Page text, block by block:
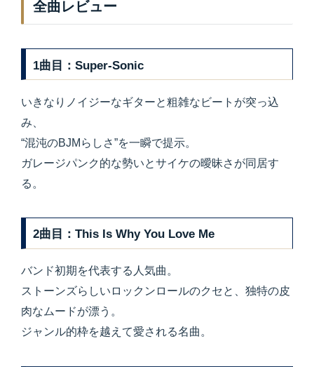
全曲レビュー
1曲目：Super-Sonic
いきなりノイジーなギターと粗雑なビートが突っ込
み、
“混沌のBJMらしさ”を一瞬で提示。
ガレージパンク的な勢いとサイケの曖昧さが同居す
る。
2曲目：This Is Why You Love Me
バンド初期を代表する人気曲。
ストーンズらしいロックンロールのクセと、独特の皮
肉なムードが漂う。
ジャンル的枠を越えて愛される名曲。